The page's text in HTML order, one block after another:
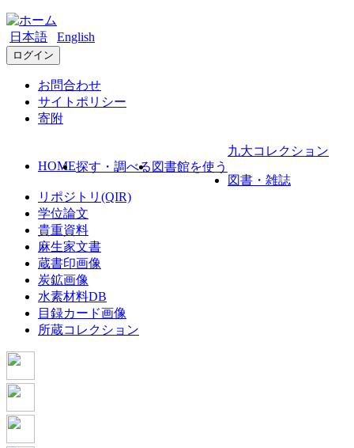
日本語 English
ログイン
お問合わせ
サイトポリシー
寄附
HOME探す・調べる 図書館を使う
九大コレクション
図書・雑誌
リポジトリ(QIR)
学位論文
貴重資料
麻生家文書
蔵書印画像
炭鉱画像
水素材料DB
目録カード画像
所蔵コレクション